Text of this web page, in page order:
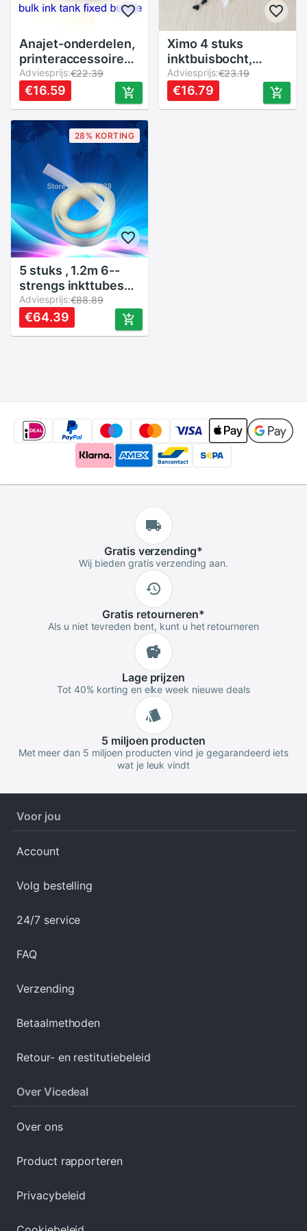
Anajet-onderdelen,
printeraccessoires,
onderdeelsticker,
bulkinkttank, vaste
gesp, ciss voor
deskjet-printers
Adviesprijs:€22.39
€16.59
Ximo 4 stuks
inktbuisbocht,
inktbuishuls, zwarte
pluggen, luchtfilter
voor doe-het-zelf
Adviesprijs:€23.19
€16.79
28% KORTING
5 stuks , 1.2m 6--
strengs inkttubes
voor ciss met
oplosmiddel- of
eco-solventinkt in
Adviesprijs:€88.89
€64.39
Gratis verzending*
Wij bieden gratis verzending aan.
Gratis retourneren*
Als u niet tevreden bent, kunt u het retourneren
Lageprijzen
Tot 40% korting en elke week nieuwe deals
5 miljoen producten
Met meer dan 5 miljoen producten vind je gegarandeerd iets
wat je leuk vindt
Voor jou
Account
Volg bestelling
24/7 service
FAQ
Verzending
Betaalmethoden
Retour- en restitutiebeleid
Over Vicedeal
Over ons
Product rapporteren
Privacybeleid